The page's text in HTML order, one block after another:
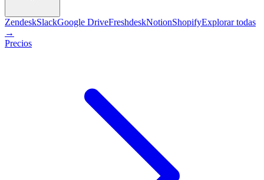
ZendeskSlackGoogle DriveFreshdeskNotionShopifyExplorar todas
→
Precios